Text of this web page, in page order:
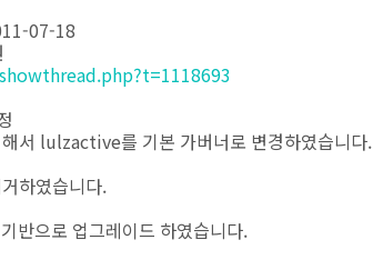
07-18
서 lulzactive를 기본 가버너로 변경하였습니다.
하였습니다.
반으로 업그레이드 하였습니다.